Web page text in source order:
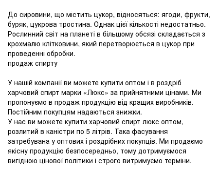
До сировини, що містить цукор, відносяться: ягоди, фрукти,
буряк, цукрова тростина. Однак цієї кількості недостатньо.
Рослинний світ на планеті в більшому обсязі складається з
крохмалю клітковини, який перетворюється в цукор при
проведенні обробки.
продаж спирту
У нашій компанії ви можете купити оптом і в роздріб
харчовий спирт марки «Люкс» за прийнятними цінами. Ми
пропонуємо в продаж продукцію від кращих виробників.
Постійним покупцям надаються знижки.
У нас ви можете купити харчовий спирт люкс оптом,
розлитий в каністри по 5 літрів. Така фасування
затребувана у оптових і роздрібних покупців. Ми продаємо
якісну продукцію безпосередньо, тому дотримуємося
вигідною цінової політики і строго витримуємо терміни.